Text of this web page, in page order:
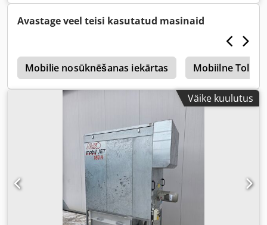
Avastage veel teisi kasutatud masinaid
Mobilie nosūknēšanas iekārtas Mobiilne
Väike kuulutus